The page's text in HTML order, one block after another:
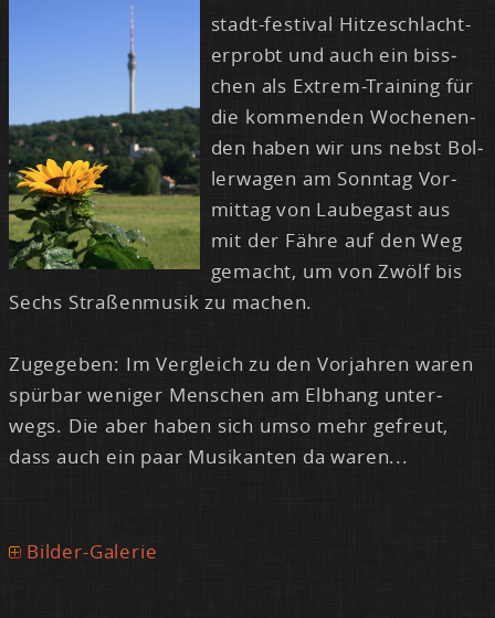
stadt-fes­ti­val Hit­ze­schlacht-
er­probt und auch ein biss­
chen als Ex­trem-Trai­ning für
die kom­men­den Wo­chen­en­
den ha­ben wir uns nebst Bol­
ler­wa­gen am Sonn­tag Vor­
mit­tag von Lau­be­gast aus
mit der Fäh­re auf den Weg
ge­macht, um von Zwölf bis
Sechs Stra­ßen­mu­sik zu ma­chen.
Zu­ge­ge­ben: Im Ver­gleich zu den Vor­jah­ren wa­ren
spür­bar we­ni­ger Men­schen am Elb­hang un­ter­
wegs. Die aber ha­ben sich um­so mehr ge­freut,
dass auch ein paar Mu­si­kan­ten da wa­ren...
Bilder-Galerie